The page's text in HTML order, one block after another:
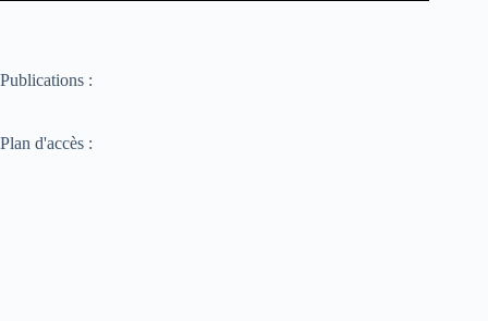
Publications :
Plan d'accès :